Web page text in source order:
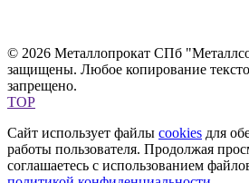
© 2026 Металлопрокат СПб
защищены. Любое копирование
запрещено.
TOP
Сайт использует файлы cookies для
работы пользователя. Продолжая
соглашаетесь с использованием